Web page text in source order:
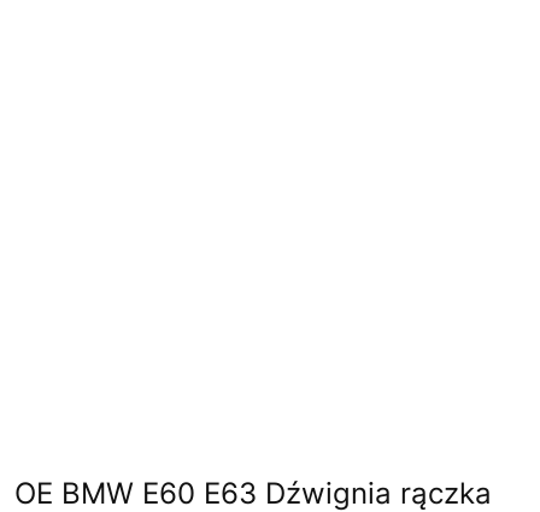
OE BMW E60 E63 Dźwignia rączka